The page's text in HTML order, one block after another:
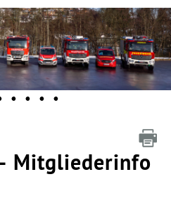
Mitgliederinfo